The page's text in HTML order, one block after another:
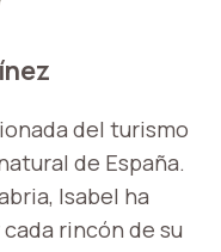
del turismo
de España.
Isabel ha
rincón de su